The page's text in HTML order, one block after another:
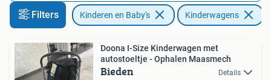
Filters Kinderen en Baby's Kinderwagens
Doona I-Size Kinderwagen met
autostoeltje - Ophalen Maasmech
Bieden Details